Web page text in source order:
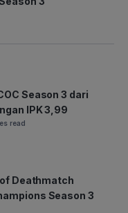
Season 3 dari
IPK 3,99
read
Deathmatch
Season 3